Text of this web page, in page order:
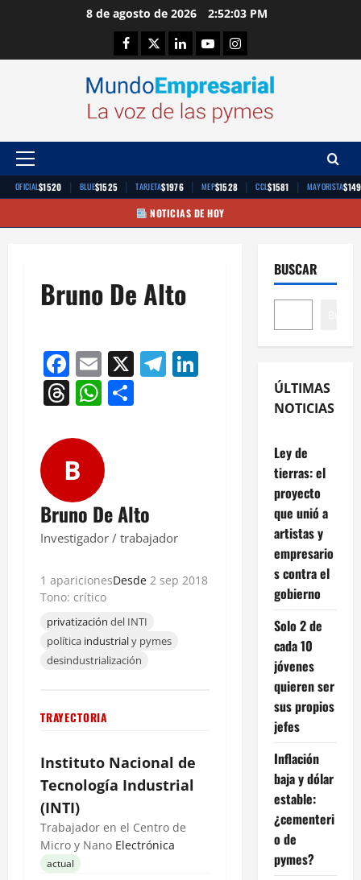
8 de agosto de 2026 2:52:03 PM
Facebook
TwitterLinkedinYoutubeInstagram
Menú
principal
OFICIAL$1520 | BLUE$1525 | TARJETA$1976 | MEP$1528 | CCL$1581 | MAYORISTA
NOTICIAS DE HOY
Bruno De Alto
Facebook
Email
X Telegram
Threads
WhatsApp
B
Bruno De Alto
Investigador / trabajador
1 aparicionesDesde 2 sep 2018
Tono: crítico
privatización del INTI
política industrialy pymes
desindustrialización
TRAYECTORIA
Instituto Nacional de
Tecnología Industrial
(INTI)
Trabajador en el Centro de
Micro y Nano Electrónica
actual
BUSCAR
ÚLTIMAS
NOTICIAS
Ley de
tierras: el
proyecto
que unió a
artistas y
empresario
s contra el
gobierno
Solo 2 de
cada 10
jóvenes
quieren ser
sus propios
jefes
Inflación
baja y dólar
estable:
¿cementeri
o de
pymes?